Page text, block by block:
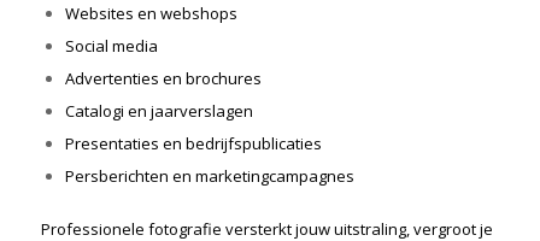
Websites en webshops
Social media
Advertenties en brochures
Catalogi en jaarverslagen
Presentaties en bedrijfspublicaties
Persberichten en marketingcampagnes
Professionele fotografie versterkt jouw uitstraling, vergroot je